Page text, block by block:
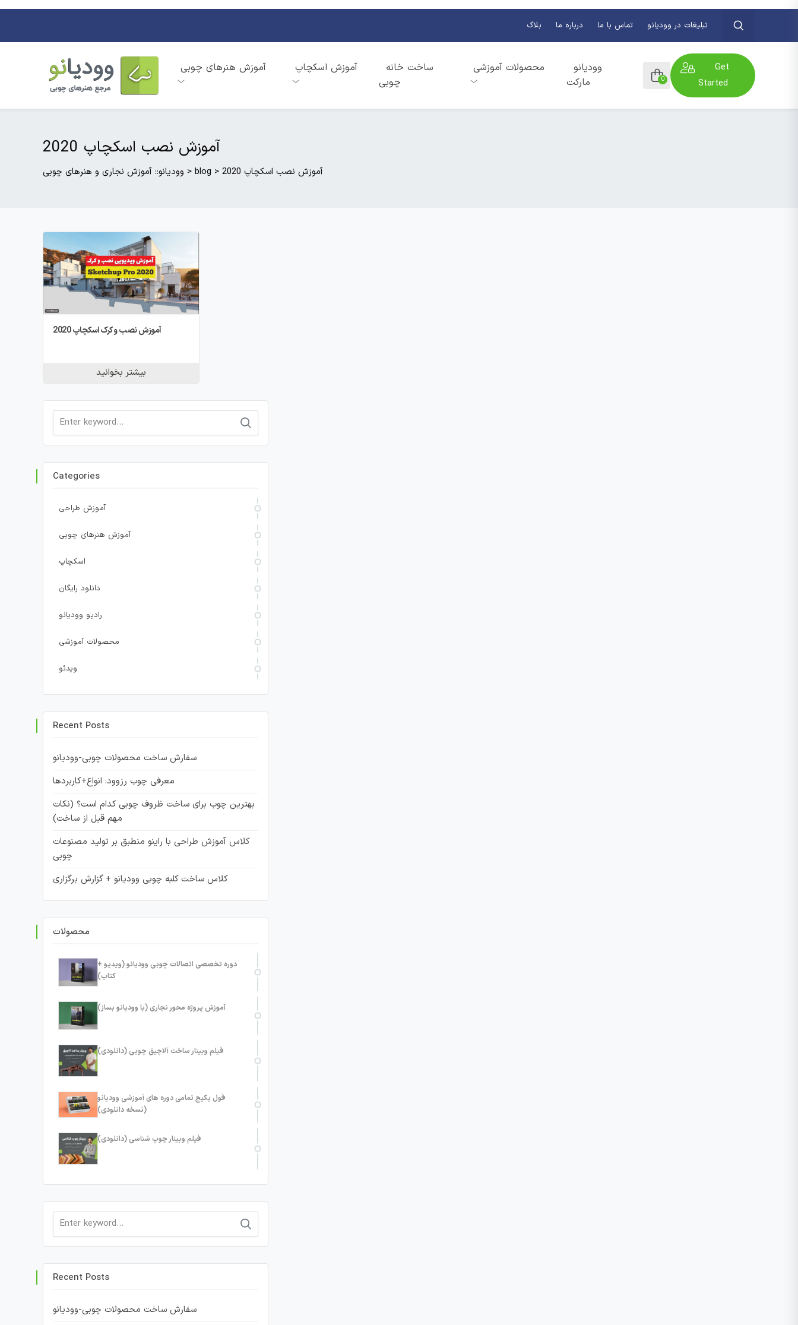
بلاگ درباره ما تماس با ما تبلیغات در وودیانو
آموزش هنرهای چوبی آموزش اسکچاپ
ساخت خانه
چوبی
محصولات آموزشی
وودیانو
مارکت
0
Get
Started
آموزش نصب اسکچاپ 2020
وودیانو:: آموزش نجاری و هنرهای چوبی > blog > آموزش نصب اسکچاپ 2020
آموزش نصب و کرک اسکچاپ 2020
بیشتر بخوانید
Search
Categories
آموزش طراحی
آموزش هنرهای چوبی
اسکچاپ
دانلود رایگان
رادیو وودیانو
محصولات آموزشی
ویدئو
Recent Posts
سفارش ساخت محصولات چوبی-وودیانو
معرفی چوب رزوود: انواع+کاربردها
بهترین چوب برای ساخت ظروف چوبی کدام است؟ (نکات
مهم قبل از ساخت)
کلاس آموزش طراحی با راینو منطبق بر تولید مصنوعات
چوبی
کلاس ساخت کلبه چوبی وودیانو + گزارش برگزاری
محصولات
دوره تخصصی اتصالات چوبی وودیانو (ویدیو +
کتاب)
آموزش پروژه محور نجاری (با وودیانو بساز)
فیلم وبینار ساخت آلاچیق چوبی (دانلودی)
فول پکیج تمامی دوره های آموزشی وودیانو
(نسخه دانلودی)
فیلم وبینار چوب شناسی (دانلودی)
Search
Recent Posts
سفارش ساخت محصولات چوبی-وودیانو